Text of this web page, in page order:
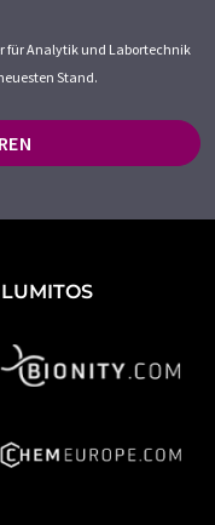
für Analytik und Labortechnik
Stand.